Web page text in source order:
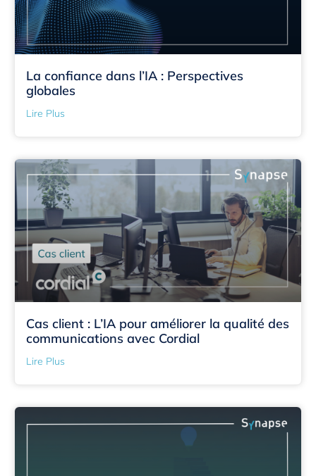
La confiance dans l’IA : Perspectives
globales
Lire Plus
Cas client : L’IA pour améliorer la qualité des
communications avec Cordial
Lire Plus